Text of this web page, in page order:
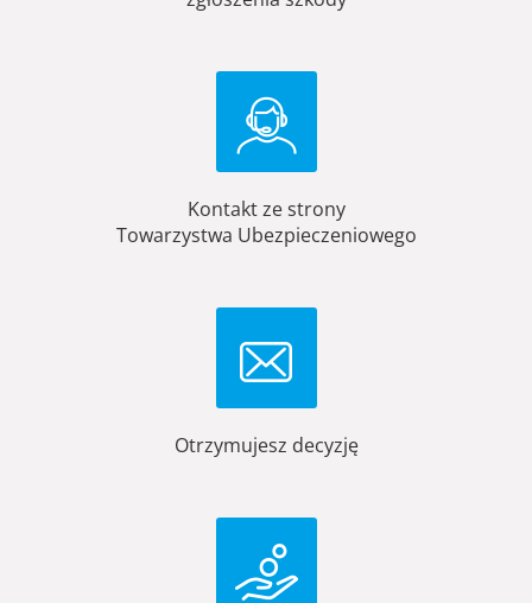
Kontakt ze strony
Towarzystwa Ubezpieczeniowego
Otrzymujesz decyzję